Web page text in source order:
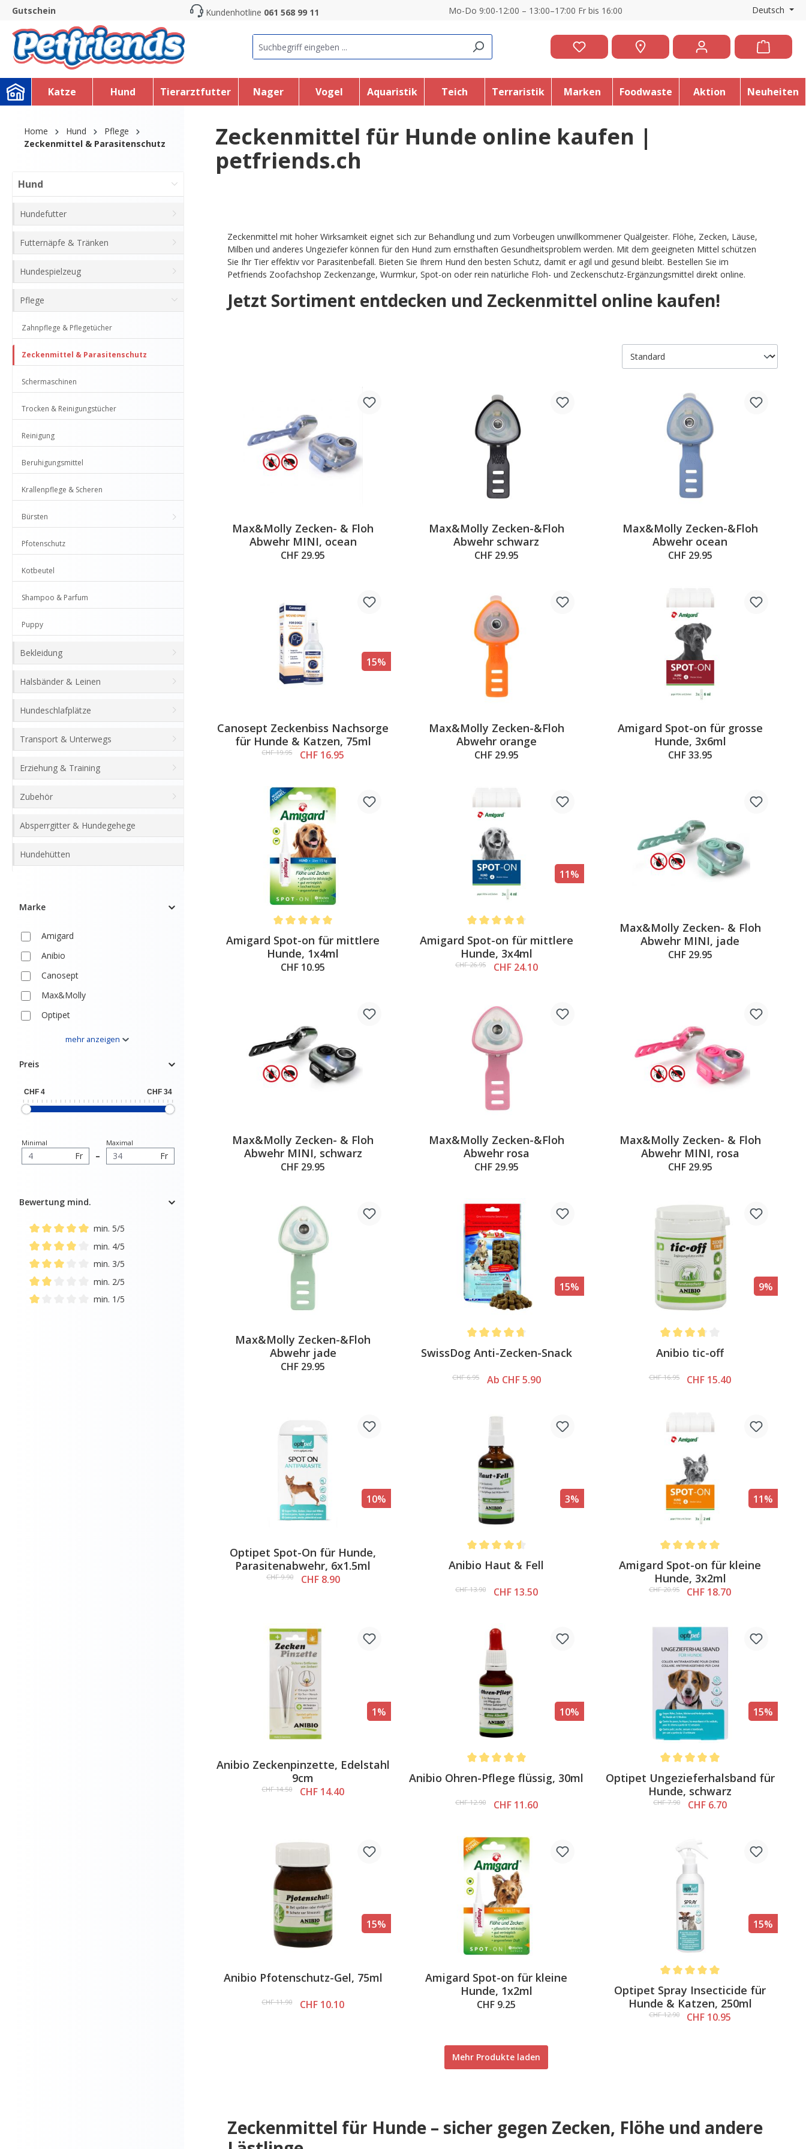
Skip to main navigation
Gutschein Kundenhotline 061 568 99 11 Mo-Do 9:00-12:00 – 13:00–17:00 Fr bis 16:00 Deutsch
Katze Hund Tierarztfutter Nager Vogel Aquaristik Teich Terraristik Marken Foodwaste Aktion Neuheiten
Home Hund
Pflege
Zeckenmittel & Parasitenschutz
Hund
Hundefutter
Futternäpfe & Tränken
Hundespielzeug
Pflege
Zahnpflege & Pflegetücher
Zeckenmittel & Parasitenschutz
Schermaschinen
Trocken & Reinigungstücher
Reinigung
Beruhigungsmittel
Krallenpflege & Scheren
Bürsten
Pfotenschutz
Kotbeutel
Shampoo & Parfum
Puppy
Bekleidung
Halsbänder & Leinen
Hundeschlafplätze
Transport & Unterwegs
Erziehung & Training
Zubehör
Absperrgitter & Hundegehege
Hundehütten
Marke
Amigard
Anibio
Canosept
Max&Molly
Optipet
RelaxoPetmehr anzeigen
Preis
Minimal
Fr –
Maximal
Fr
Bewertung mind.
Add filter: Minimum rating of 5 out of 5 stars
min. 5/5
Add filter: Minimum rating of 4 out of 5 stars
min. 4/5
Add filter: Minimum rating of 3 out of 5 stars
min. 3/5
Add filter: Minimum rating of 2 out of 5 stars
min. 2/5
min. 1/5
Zeckenmittel für Hunde online kaufen |
petfriends.ch
Zeckenmittel mit hoher Wirksamkeit eignet sich zur Behandlung und zum Vorbeugen unwillkommener Quälgeister. Flöhe, Zecken, Läuse,
Milben und anderes Ungeziefer können für den Hund zum ernsthaften Gesundheitsproblem werden. Mit dem geeigneten Mittel schützen
Sie Ihr Tier effektiv vor Parasitenbefall. Bieten Sie Ihrem Hund den besten Schutz, damit er agil und gesund bleibt. Bestellen Sie im
Petfriends Zoofachshop Zeckenzange, Wurmkur, Spot-on oder rein natürliche Floh- und Zeckenschutz-Ergänzungsmittel direkt online.
Jetzt Sortiment entdecken und Zeckenmittel online kaufen!
Max&Molly Zecken- & Floh
Abwehr MINI, ocean
CHF 29.95
Max&Molly Zecken-&Floh
Abwehr schwarz
CHF 29.95
Max&Molly Zecken-&Floh
Abwehr ocean
CHF 29.95
15%
Canosept Zeckenbiss Nachsorge
für Hunde & Katzen, 75ml
CHF 19.95 CHF 16.95
Max&Molly Zecken-&Floh
Abwehr orange
CHF 29.95
Amigard Spot-on für grosse
Hunde, 3x6ml
CHF 33.95
Average rating of 5 out of 5 stars
Amigard Spot-on für mittlere
Hunde, 1x4ml
CHF 10.95
11%
Average rating of 4.8 out of 5 stars
Amigard Spot-on für mittlere
Hunde, 3x4ml
CHF 26.95 CHF 24.10
Max&Molly Zecken- & Floh
Abwehr MINI, jade
CHF 29.95
Max&Molly Zecken- & Floh
Abwehr MINI, schwarz
CHF 29.95
Max&Molly Zecken-&Floh
Abwehr rosa
CHF 29.95
Max&Molly Zecken- & Floh
Abwehr MINI, rosa
CHF 29.95
Max&Molly Zecken-&Floh
Abwehr jade
CHF 29.95
15%
SwissDog Anti-Zecken-Snack
CHF 6.95 Ab CHF 5.90
9%
Anibio tic-off
CHF 16.95 CHF 15.40
10%
Optipet Spot-On für Hunde,
Parasitenabwehr, 6x1.5ml
CHF 9.90 CHF 8.90
3%
Average rating of 4.5 out of 5 stars
Anibio Haut & Fell
CHF 13.90 CHF 13.50
11%
Average rating of 5 out of 5 stars
Amigard Spot-on für kleine
Hunde, 3x2ml
CHF 20.95 CHF 18.70
1%
Anibio Zeckenpinzette, Edelstahl
9cm
CHF 14.50 CHF 14.40
10%
Anibio Ohren-Pflege flüssig, 30ml
CHF 12.90 CHF 11.60
15%
Optipet Ungezieferhalsband für
Hunde, schwarz
CHF 7.90 CHF 6.70
15%
Anibio Pfotenschutz-Gel, 75ml
CHF 11.90 CHF 10.10
Amigard Spot-on für kleine
Hunde, 1x2ml
CHF 9.25
15%
Average rating of 5 out of 5 stars
Optipet Spray Insecticide für
Hunde & Katzen, 250ml
CHF 12.90 CHF 10.95
Mehr Produkte laden
Zeckenmittel für Hunde – sicher gegen Zecken, Flöhe und andere